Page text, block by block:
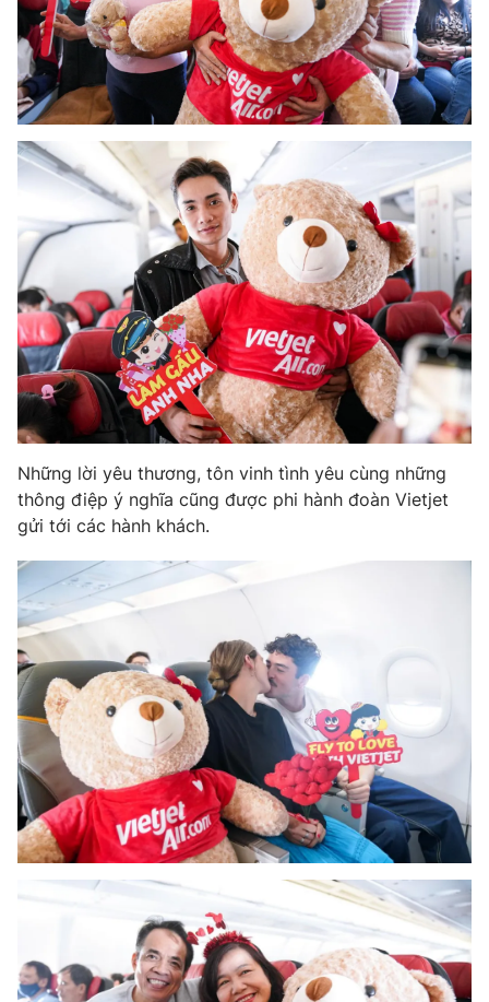
Những lời yêu thương, tôn vinh tình yêu cùng những
thông điệp ý nghĩa cũng được phi hành đoàn Vietjet
gửi tới các hành khách.